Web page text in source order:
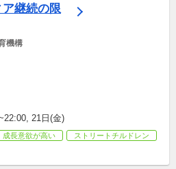
継続の限
機構
21日(金)
成長意欲が高い
ストリートチルドレン